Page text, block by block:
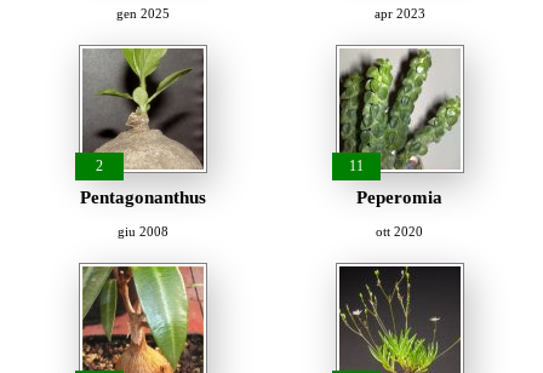
gen 2025 apr 2023
2
Pentagonanthus
giu 2008
11
Peperomia
ott 2020